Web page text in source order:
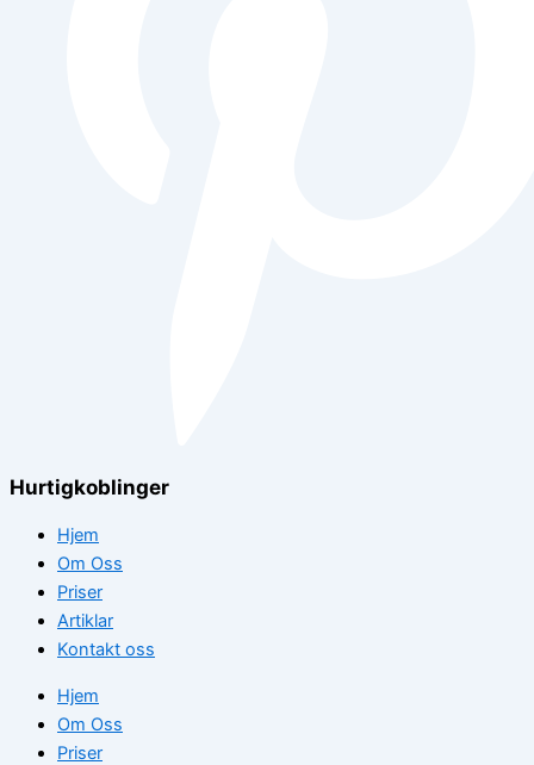
Hurtigkoblinger
Hjem
Om Oss
Priser
Artiklar
Kontakt oss
Hjem
Om Oss
Priser